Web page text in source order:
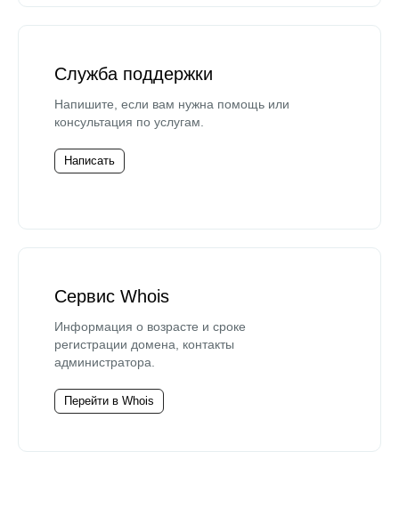
Служба поддержки
Напишите, если вам нужна помощь или
консультация по услугам.
Написать
Сервис Whois
Информация о возрасте и сроке
регистрации домена, контакты
администратора.
Перейти в Whois